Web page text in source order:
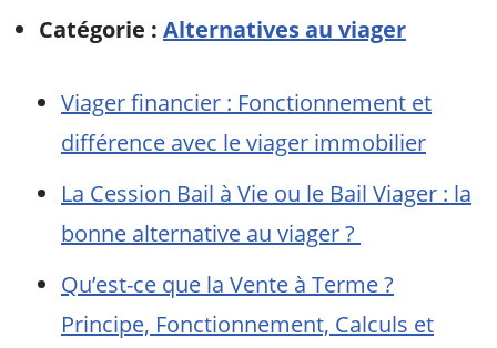
Catégorie : Alternatives au viager
Viager financier : Fonctionnement et
différence avec le viager immobilier
La Cession Bail à Vie ou le Bail Viager : la
bonne alternative au viager ?
Qu’est-ce que la Vente à Terme ?
Principe, Fonctionnement, Calculs et